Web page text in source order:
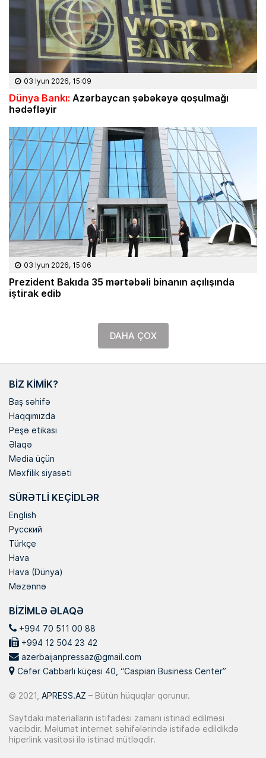
03 İyun 2026, 15:09
Dünya Bankı: Azərbaycan şəbəkəyə qoşulmağı
hədəfləyir
03 İyun 2026, 15:06
Prezident Bakıda 35 mərtəbəli binanın açılışında
iştirak edib
DAHA ÇOX
BIZ KIMIK?
Baş səhifə
Haqqımızda
Peşə etikası
Əlaqə
Media üçün
Məxfilik siyasəti
SÜRƏTLI KEÇIDLƏR
English
Русский
Türkçe
Hava
Hava (Dünya)
Məzənnə
BIZIMLƏ ƏLAQƏ
+994 70 511 00 88
+994 12 504 23 42
azerbaijanpressaz@gmail.com
Cəfər Cabbarlı küçəsi 40, “Caspian Business Center”
© 2021, APRESS.AZ – Bütün hüquqlar qorunur.
Saytdakı materialların istifadəsi zamanı istinad edilməsi
vacibdir. Məlumat internet səhifələrində istifadə edildikdə
hiperlink vasitəsi ilə istinad mütləqdir.